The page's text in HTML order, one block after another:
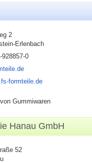
2
Erlenbach
928857-0
formteile.de
Gummiwaren
Hanau GmbH
52